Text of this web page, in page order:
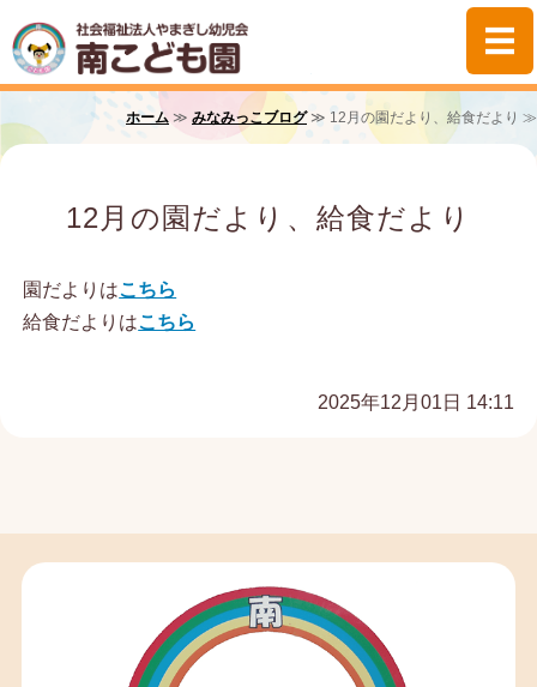
社会福祉法人や
みなみっこの生活
子育て支援
ホーム ≫ みなみっこブログ≫ 12月の園だより、給食だより ≫
12月の園だより、給食だより
園だよりはこちら
給食だよりはこちら
2025年12月01日 14:11